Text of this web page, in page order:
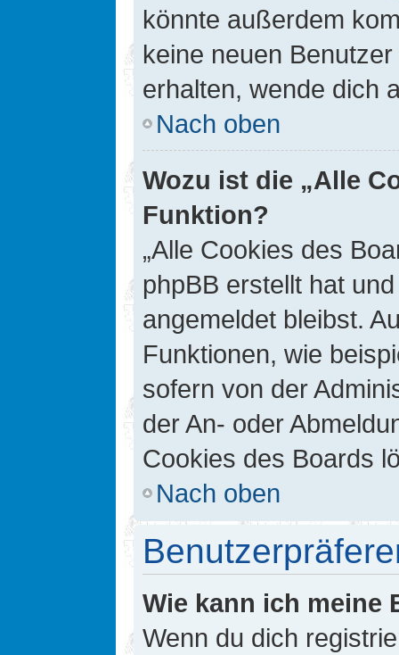
könnte außerdem
keine neuen
erhalten, wende dich
Nach oben
Wozu ist die „Alle
Funktion?
„Alle Cookies des
phpBB erstellt hat
angemeldet bleibst.
Funktionen, wie
sofern von der
der An- oder
Cookies des Boards
Nach oben
Wie kann ich meine
Wenn du dich